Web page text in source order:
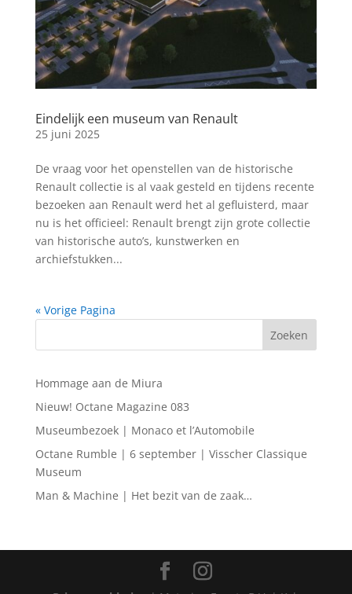
Eindelijk een museum van Renault
25 juni 2025
De vraag voor het openstellen van de historische
Renault collectie is al vaak gesteld en tijdens recente
bezoeken aan Renault werd het al gefluisterd, maar
nu is het officieel: Renault brengt zijn grote collectie
van historische auto’s, kunstwerken en
archiefstukken...
« Vorige Pagina
Hommage aan de Miura
Nieuw! Octane Magazine 083
Museumbezoek | Monaco et l’Automobile
Octane Rumble | 6 september | Visscher Classique
Museum
Man & Machine | Het bezit van de zaak…